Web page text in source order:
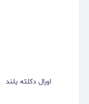
اورال دکلته بلند